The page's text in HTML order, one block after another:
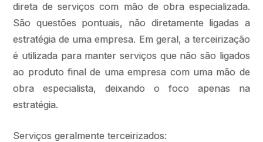
direta de serviços com mão de obra especializada.
São questões pontuais, não diretamente ligadas a
estratégia de uma empresa. Em geral, a terceirização
é utilizada para manter serviços que não são ligados
ao produto final de uma empresa com uma mão de
obra especialista, deixando o foco apenas na
estratégia.
Serviços geralmente terceirizados: